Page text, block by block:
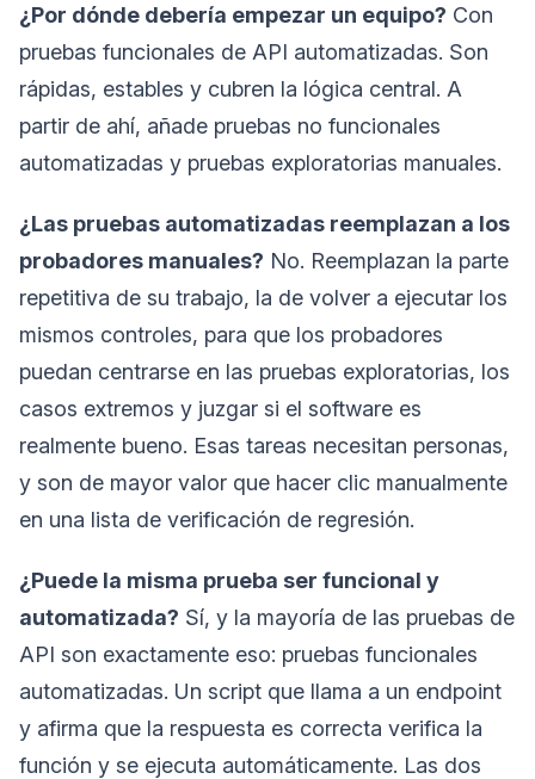
¿Por dónde debería empezar un equipo? Con
pruebas funcionales de API automatizadas. Son
rápidas, estables y cubren la lógica central. A
partir de ahí, añade pruebas no funcionales
automatizadas y pruebas exploratorias manuales.
¿Las pruebas automatizadas reemplazan a los
probadores manuales? No. Reemplazan la parte
repetitiva de su trabajo, la de volver a ejecutar los
mismos controles, para que los probadores
puedan centrarse en las pruebas exploratorias, los
casos extremos y juzgar si el software es
realmente bueno. Esas tareas necesitan personas,
y son de mayor valor que hacer clic manualmente
en una lista de verificación de regresión.
¿Puede la misma prueba ser funcional y
automatizada? Sí, y la mayoría de las pruebas de
API son exactamente eso: pruebas funcionales
automatizadas. Un script que llama a un endpoint
y afirma que la respuesta es correcta verifica la
función y se ejecuta automáticamente. Las dos